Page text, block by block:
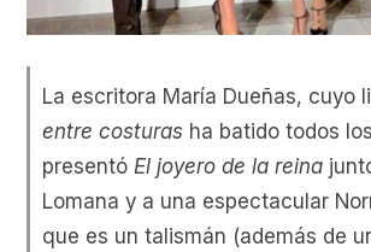
La escritora María Dueñas, cuyo
entre costuras ha batido todos
presentó El joyero de la reina
Lomana y a una espectacular
que es un talismán (además de